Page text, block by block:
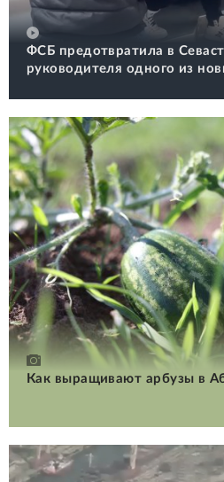
ФСБ предотвратила в
руководителя одного из
Как выращивают арбузы в